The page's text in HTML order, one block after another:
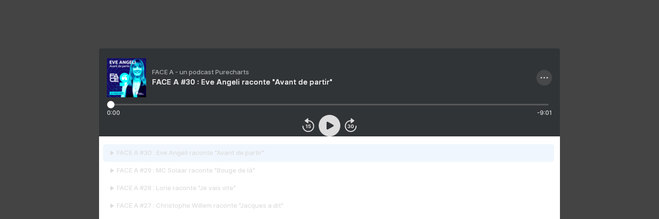
FACE A - un podcast Purecharts
FACE A #30 : Eve Angeli raconte "Avant de partir"
0:00 -9:01
FACE A #30 : Eve Angeli raconte "Avant de partir"
FACE A #29 : MC Solaar raconte "Bouge de là"
FACE A #28 : Lorie raconte "Je vais vite"
FACE A #27 : Christophe Willem raconte "Jacques a dit"